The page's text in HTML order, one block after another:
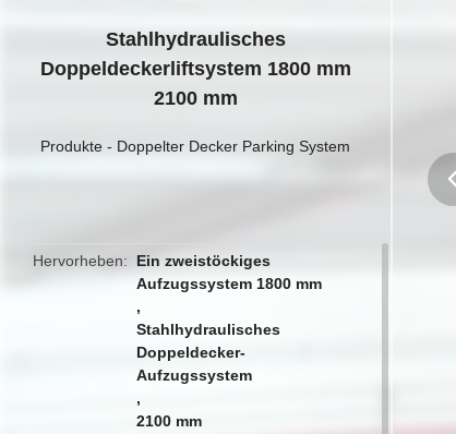
Stahlhydraulisches
Doppeldeckerliftsystem 1800 mm
2100 mm
Produkte - Doppelter Decker Parking System
Hervorheben
Ein zweistöckiges
Aufzugssystem 1800 mm
,
Stahlhydraulisches
Doppeldecker-
Aufzugssystem
,
2100 mm